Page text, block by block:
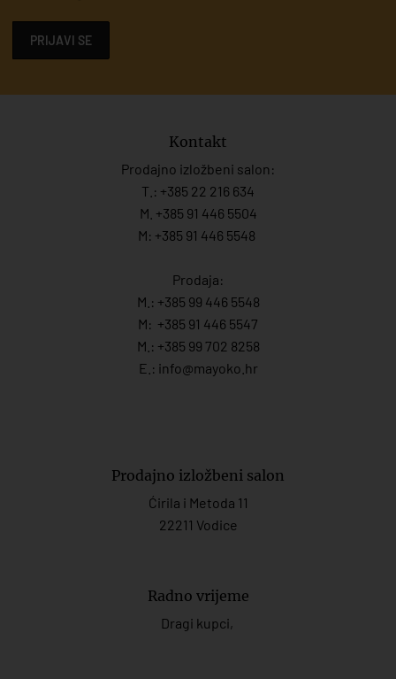
PRIJAVI SE
Kontakt
Prodajno izložbeni salon:
T.: +385 22 216 634
M. +385 91 446 5504
M: +385 91 446 5548
Prodaja:
M.: +385 99 446 5548
M: +385 91 446 5547
M.: +385 99 702 8258
E.: info@mayoko. hr
Prodajno izložbeni salon
Ćirila i Metoda 11
22211 Vodice
Radno vrijeme
Dragi kupci,